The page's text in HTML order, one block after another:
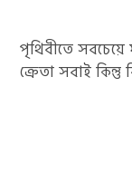
পৃথিবীতে
ক্রেতা সবাই